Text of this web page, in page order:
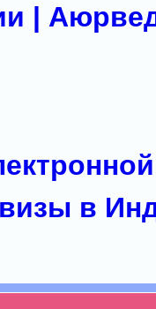
|
визы в